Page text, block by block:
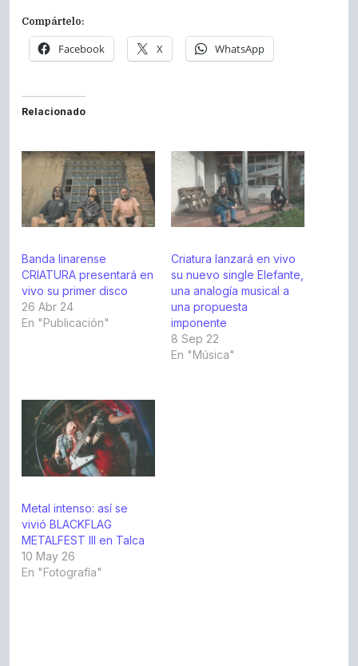
Compártelo:
Facebook X WhatsApp
Relacionado
Banda linarense
CRIATURA presentará en
vivo su primer disco
26 Abr 24
En "Publicación"
Criatura lanzará en vivo
su nuevo single Elefante,
una analogía musical a
una propuesta
imponente
8 Sep 22
En "Música"
Metal intenso: así se
vivió BLACKFLAG
METALFEST III en Talca
10 May 26
En "Fotografía"